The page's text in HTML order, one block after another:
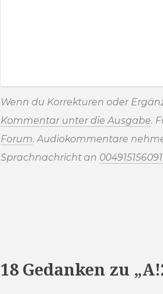
Wenn du Korrekturen oder
Kommentar unter die Ausgabe.
Forum. Audiokommentare
Sprachnachricht an
18 Gedanken zu